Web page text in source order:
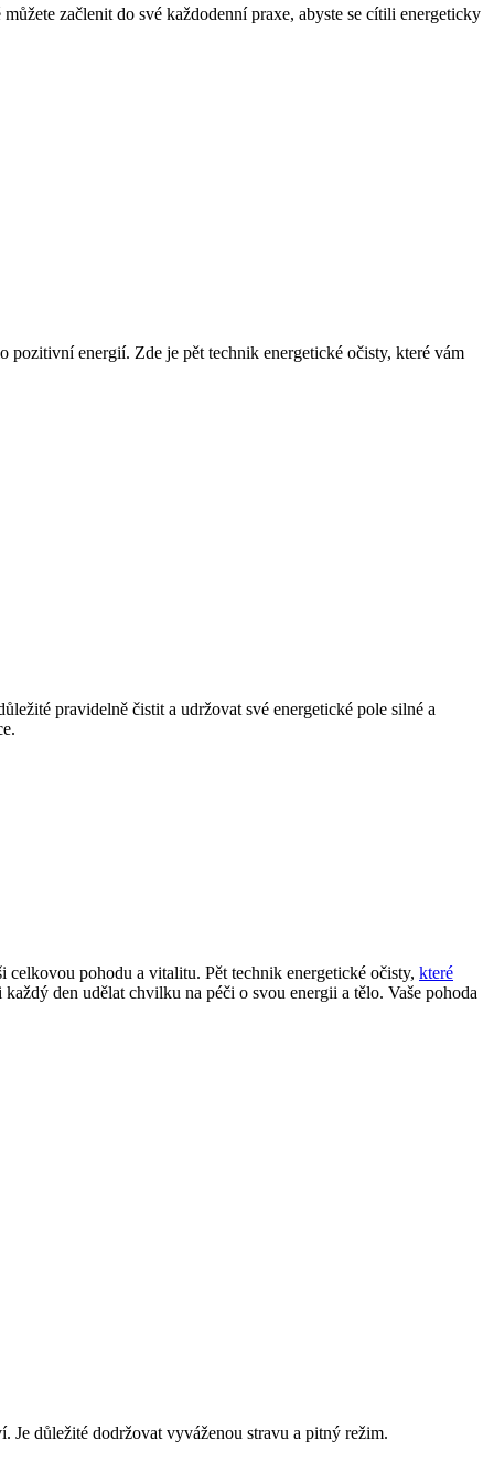
začlenit do své každodenní praxe, abyste se cítili⁢ energeticky
pozitivní energií. Zde je pět ⁣technik energetické očisty, které vám
pravidelně čistit a udržovat své energetické pole silné a
celkovou pohodu⁣ a vitalitu. Pět technik energetické očisty, které
den⁣ udělat chvilku na péči‌ o svou energii a tělo. Vaše pohoda
důležité dodržovat vyváženou stravu a pitný režim.